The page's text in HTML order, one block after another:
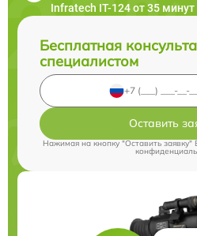
Infratech IT-124 от 35 минут
Бесплатная
специалистом
Оставить
Нажимая на кнопку "Оставить